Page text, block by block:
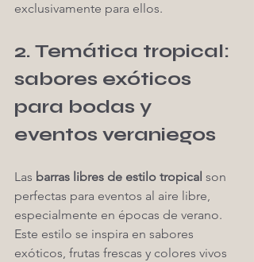
exclusivamente para ellos.
2. Temática tropical:
sabores exóticos
para bodas y
eventos veraniegos
Las barras libres de estilo tropical son
perfectas para eventos al aire libre,
especialmente en épocas de verano.
Este estilo se inspira en sabores
exóticos, frutas frescas y colores vivos